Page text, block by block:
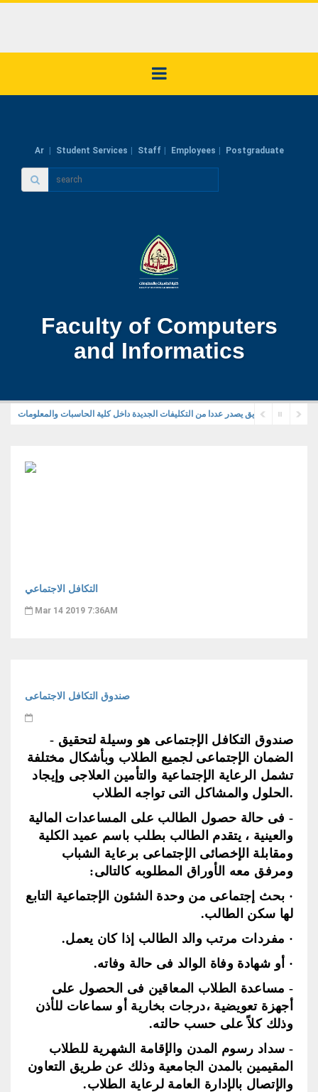
Ar Student Services Staff Employees Postgraduate
Faculty of Computers
and Informatics
جامعة الزقازيق يصدر عددا من التكليفات الجديدة داخل كلية الحاسبات والمعلومات
التكافل الاجتماعي
Mar 14 2019 7:36AM
صندوق التكافل الاجتماعى
- صندوق التكافل الإجتماعى هو وسيلة لتحقيق
الضمان الإجتماعى لجميع الطلاب وبأشكال مختلفة
تشمل الرعاية الإجتماعية والتأمين العلاجى وإيجاد
الحلول والمشاكل التى تواجه الطلاب.
- فى حالة حصول الطالب على المساعدات المالية
والعينية ، يتقدم الطالب بطلب باسم عميد الكلية
ومقابلة الإخصائى الإجتماعى برعاية الشباب
ومرفق معه الأوراق المطلوبه كالتالى:
· بحث إجتماعى من وحدة الشئون الإجتماعية التابع
لها سكن الطالب.
· مفردات مرتب والد الطالب إذا كان يعمل.
· أو شهادة وفاة الوالد فى حالة وفاته.
- مساعدة الطلاب المعاقين فى الحصول على
أجهزة تعويضية ،درجات بخارية أو سماعات للأذن
وذلك كلاً على حسب حالته.
- سداد رسوم المدن والإقامة الشهرية للطلاب
المقيمين بالمدن الجامعية وذلك عن طريق التعاون
والإتصال بالإدارة العامة لرعاية الطلاب.